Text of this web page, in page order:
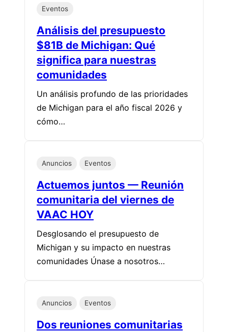
Eventos
Análisis del presupuesto
$81B de Michigan: Qué
significa para nuestras
comunidades
Un análisis profundo de las prioridades
de Michigan para el año fiscal 2026 y
cómo…
Anuncios Eventos
Actuemos juntos — Reunión
comunitaria del viernes de
VAAC HOY
Desglosando el presupuesto de
Michigan y su impacto en nuestras
comunidades Únase a nosotros…
Anuncios Eventos
Dos reuniones comunitarias